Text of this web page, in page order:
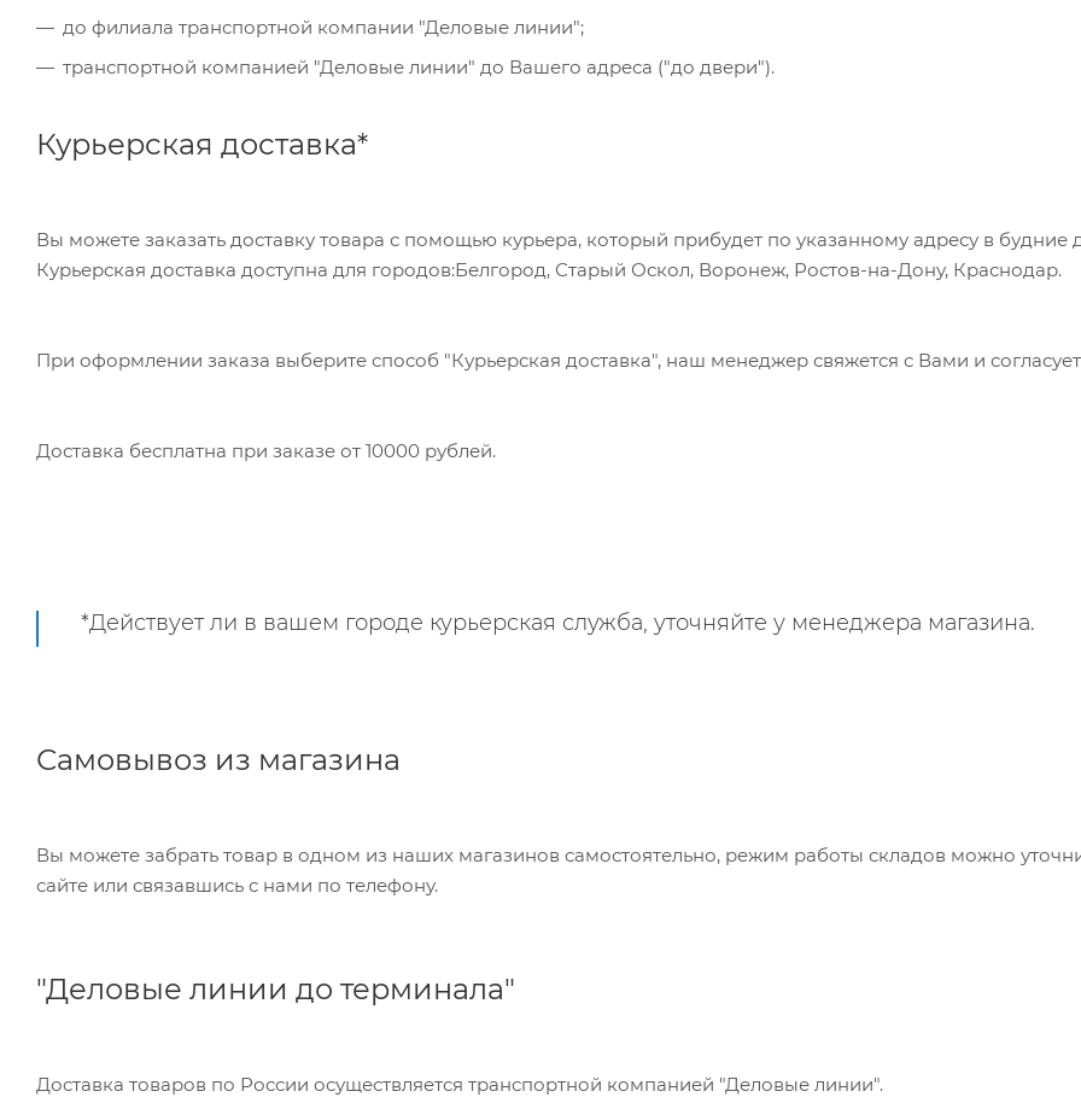
до филиала транспортной компании "Деловые линии";
транспортной компанией "Деловые линии" до Вашего адреса ("до двери").
Курьерская доставка*
Вы можете заказать доставку товара с помощью курьера, который прибудет по указанному адресу в будние
Курьерская доставка доступна для городов:Белгород, Старый Оскол, Воронеж, Ростов-на-Дону, Краснодар.
При оформлении заказа выберите способ "Курьерская доставка", наш менеджер свяжется с Вами и
Доставка бесплатна при заказе от 10000 рублей.
*Действует ли в вашем городе курьерская служба, уточняйте у менеджера магазина.
Самовывоз из магазина
Вы можете забрать товар в одном из наших магазинов самостоятельно, режим работы складов можно уточнить на
сайте или связавшись с нами по телефону.
"Деловые линии до терминала"
Доставка товаров по России осуществляется транспортной компанией "Деловые линии".